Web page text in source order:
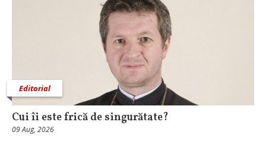
Editorial
Cui îi este frică de singurătate?
09 Aug, 2026